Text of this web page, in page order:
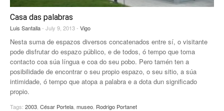
Casa das palabras
Luis Santalla- July 9, 2013 - Vigo
Nesta suma de espazos diversos concatenados entre sí, o visitante
pode disfrutar do espazo público, e de todos, ó tempo que toma
contacto coa súa língua e coa do seu pobo. Pero tamén ten a
posibilidade de encontrar o seu propio espazo, o seu sitio, a súa
intimidade, ó tempo que atopa a palabra e a dota dun significado
propio.
Tags: 2003 César Portela museo Rodrigo Portanet